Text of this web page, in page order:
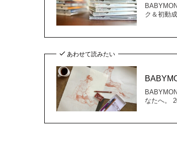
ク＆初動
あわせて読みたい
なたへ。